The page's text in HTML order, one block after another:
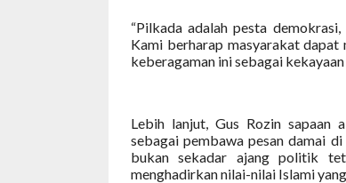
“Pilkada adalah pesta
Kami berharap masyarakat
keberagaman ini sebagai
Lebih lanjut, Gus Rozin sapaan
sebagai pembawa pesan damai
bukan sekadar ajang politik
menghadirkan nilai-nilai Islami